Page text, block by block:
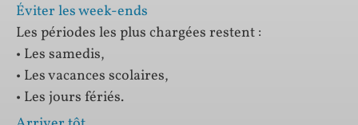
Éviter les week-ends
Les périodes les plus chargées restent :
• Les samedis,
• Les vacances scolaires,
• Les jours fériés.